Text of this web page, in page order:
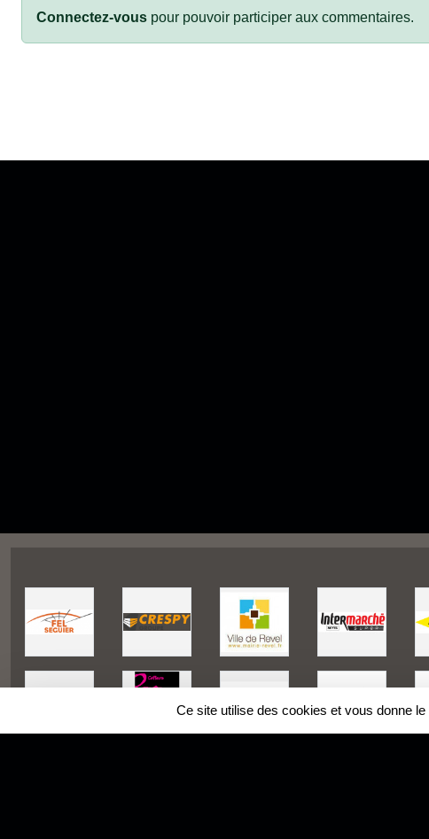
Connectez-vous pour pouvoir participer aux commentaires.
Ce site utilise des cookies et vous donne